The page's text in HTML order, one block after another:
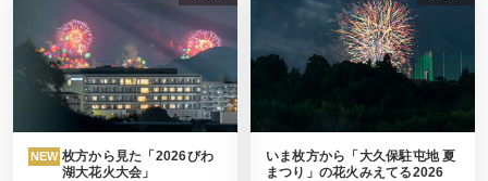
NEW 枚方から見た「2026びわ
湖大花火大会」
いま枚方から「大久保駐屯地 夏
まつり」の花火みえてる2026